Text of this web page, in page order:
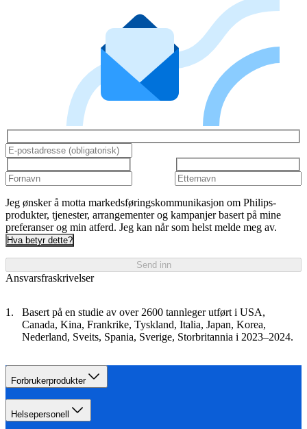
Jeg ønsker å motta markedsføringskommunikasjon om Philips-
produkter, tjenester, arrangementer og kampanjer basert på mine
preferanser og min atferd. Jeg kan når som helst melde meg av.
Hva betyr dette?
Send inn
Ansvarsfraskrivelser
Basert på en studie av over 2600 tannleger utført i USA,
Canada, Kina, Frankrike, Tyskland, Italia, Japan, Korea,
Nederland, Sveits, Spania, Sverige, Storbritannia i 2023–2024.
Forbrukerprodukter
Helsepersonell